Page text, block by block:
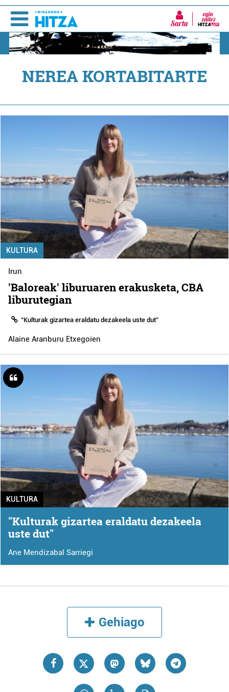
Sartu
NEREA KORTABITARTE
KULTURA
Irun
'Baloreak' liburuaren erakusketa, CBA
liburutegian
“Kulturak gizartea eraldatu dezakeela uste dut”
Alaine Aranburu Etxegoien
KULTURA
"Kulturak gizartea eraldatu dezakeela
uste dut"
Ane Mendizabal Sarriegi
Gehiago